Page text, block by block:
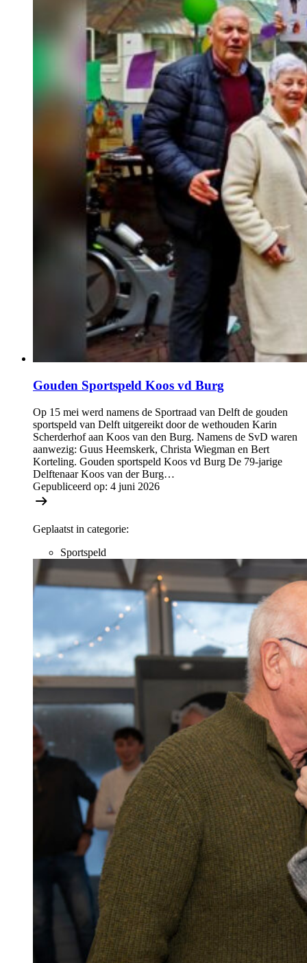
Gouden Sportspeld Koos vd Burg
Op 15 mei werd namens de Sportraad van Delft de gouden
sportspeld van Delft uitgereikt door de wethouden Karin
Scherderhof aan Koos van den Burg. Namens de SvD waren
aanwezig: Guus Heemskerk, Christa Wiegman en Bert
Korteling. Gouden sportspeld Koos vd Burg De 79-jarige
Delftenaar Koos van der Burg…
Gepubliceerd op: 4 juni 2026
Geplaatst in categorie:
Sportspeld